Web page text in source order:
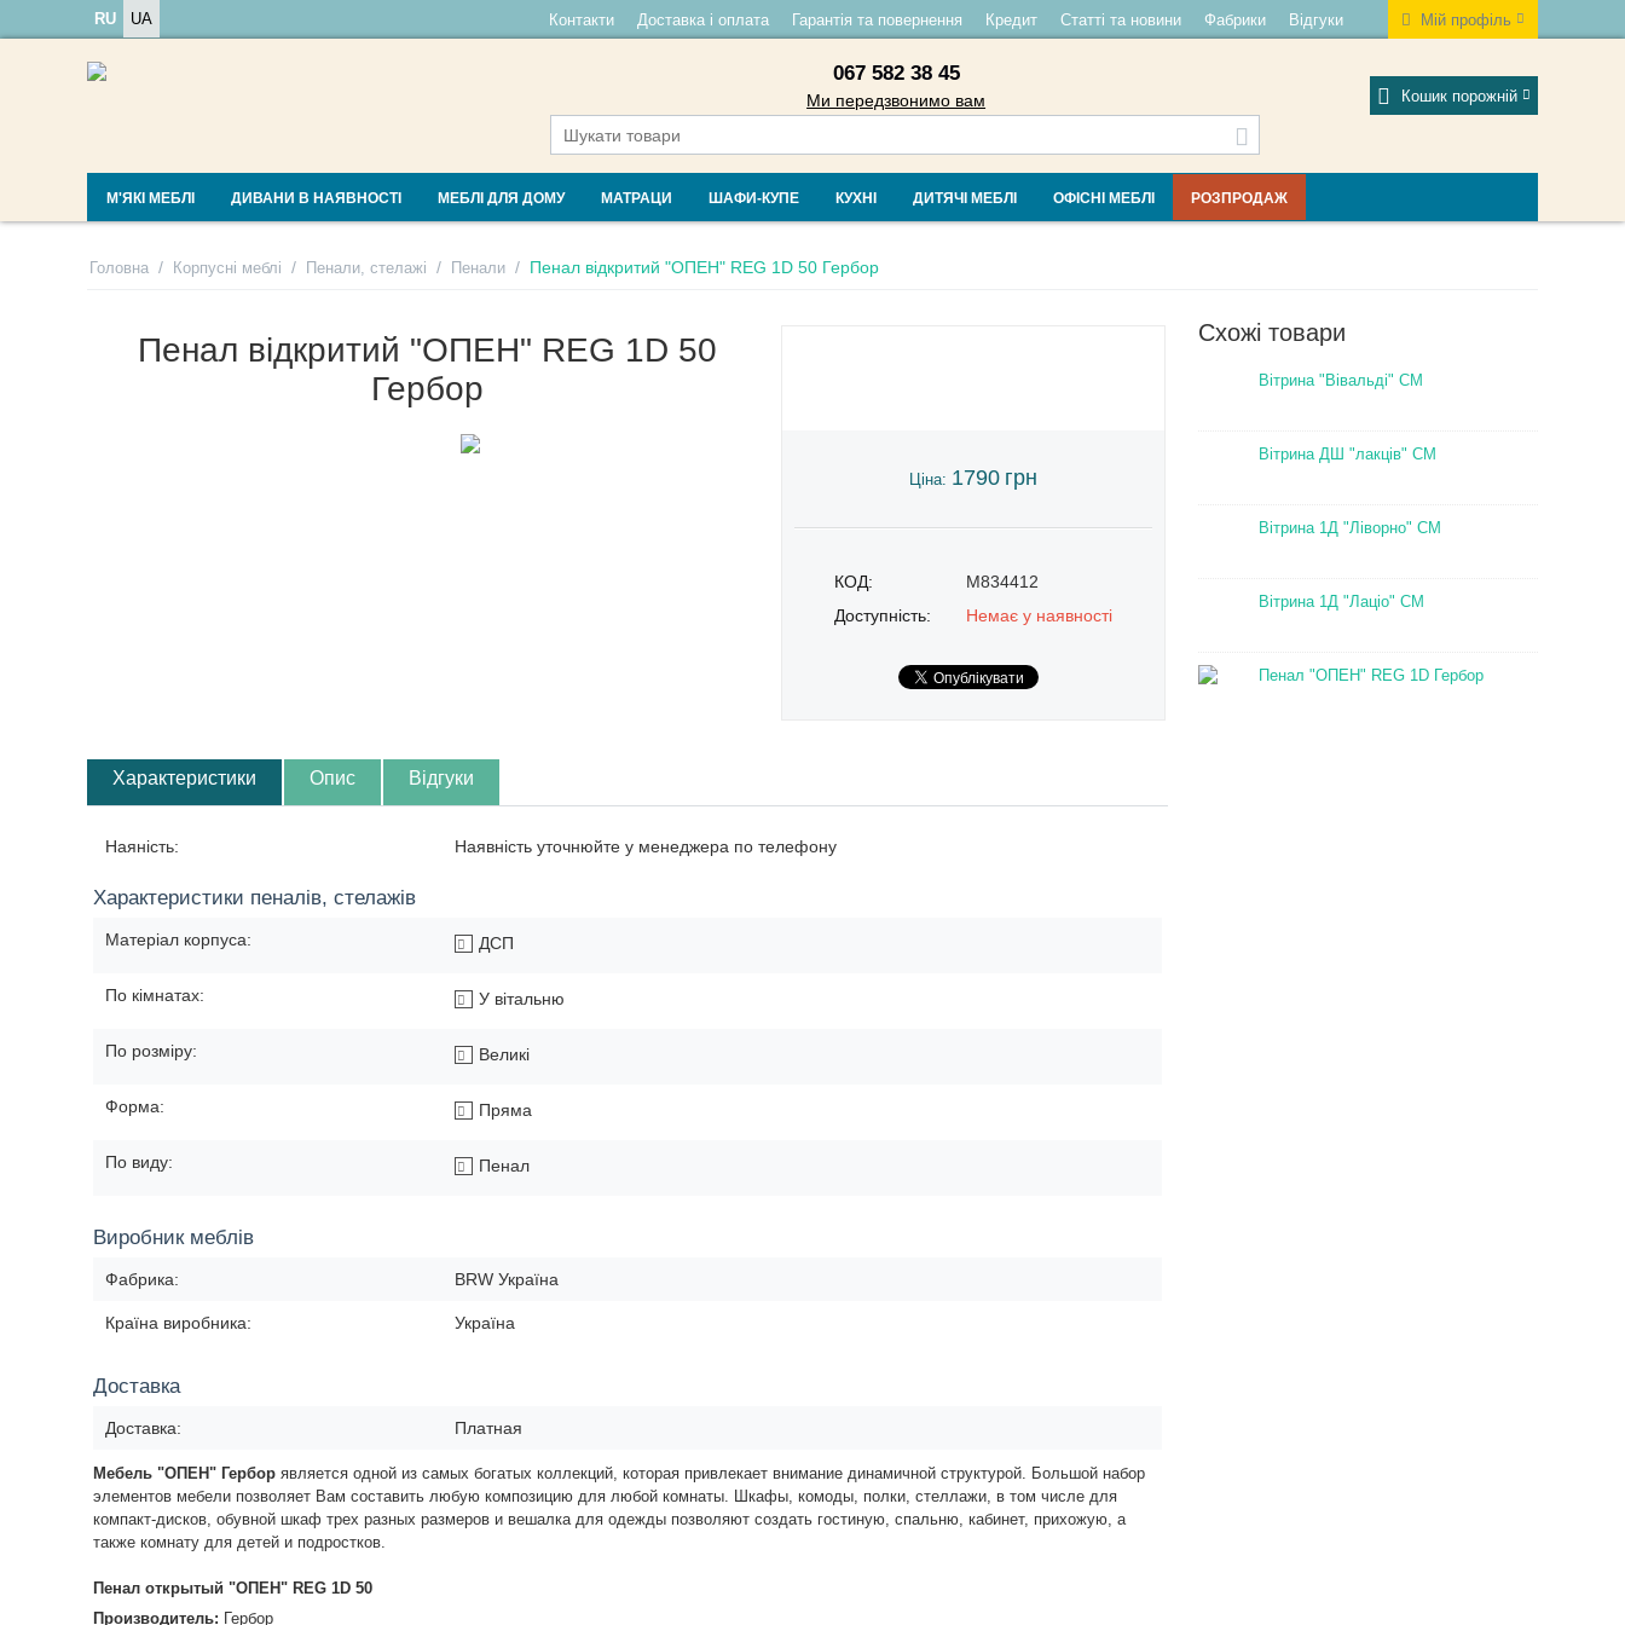
RU UA Мій профіль
Контакти Доставка і оплата Гарантія та повернення Кредит Статті та новини Фабрики Відгуки
067 582 38 45
Ми передзвонимо вам Кошик порожній
М'ЯКІ МЕБЛІ ДИВАНИ В НАЯВНОСТІ МЕБЛІ ДЛЯ ДОМУ МАТРАЦИ ШАФИ-КУПЕ КУХНІ ДИТЯЧІ МЕБЛІ ОФІСНІ МЕБЛІ РОЗПРОДАЖ
Головна / Корпусні меблі / Пенали, стелажі / Пенали / Пенал відкритий "ОПЕН" REG 1D 50 Гербор
Пенал відкритий "ОПЕН" REG 1D 50
Гербор
Ціна: 1790 грн
КОД:
M834412
Доступність:
Немає у наявності
Характеристики Опис Відгуки
Наяність: Наявність уточнюйте у менеджера по телефону
Характеристики пеналів, стелажів
Матеріал корпуса: ДСП
По кімнатах: У вітальню
По розміру: Великі
Форма: Пряма
По виду: Пенал
Виробник меблів
Фабрика: BRW Україна
Країна виробника: Україна
Доставка
Доставка: Платная
Мебель "ОПЕН" Гербор является одной из самых богатых коллекций, которая привлекает внимание динамичной структурой. Большой набор
элементов мебели позволяет Вам составить любую композицию для любой комнаты. Шкафы, комоды, полки, стеллажи, в том числе для
компакт-дисков, обувной шкаф трех разных размеров и вешалка для одежды позволяют создать гостиную, спальню, кабинет, прихожую, а
также комнату для детей и подростков.
Пенал открытый "ОПЕН" REG 1D 50
Производитель: Гербор
Схожі товари
Вітрина "Вівальді" СМ
Вітрина ДШ "лакців" СМ
Вітрина 1Д "Ліворно" СМ
Вітрина 1Д "Лаціо" СМ
Пенал "ОПЕН" REG 1D Гербор